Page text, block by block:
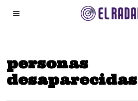
personas
desaparecidas